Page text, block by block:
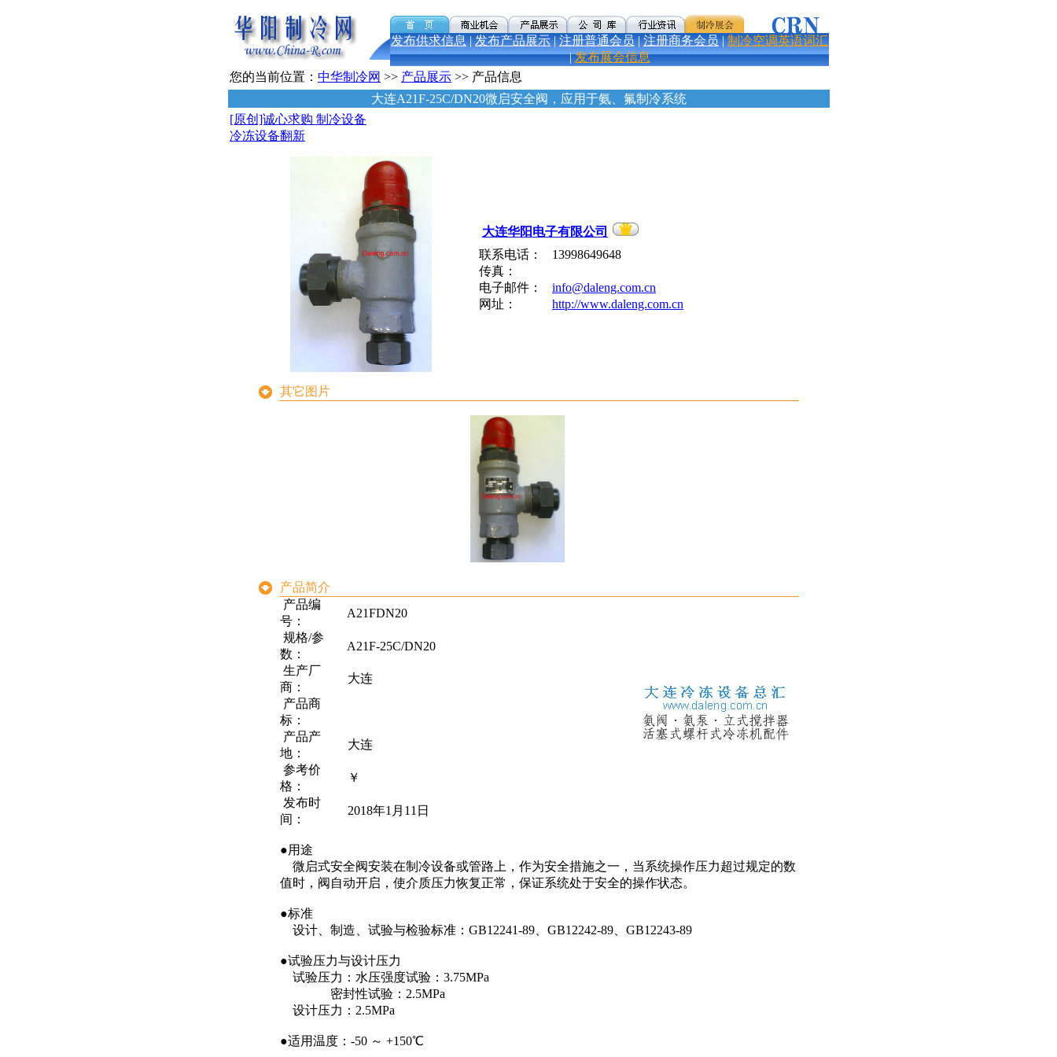
发布供求信息 | 发布产品展示 | 注册普通会员 | 注册商务会员 | 制冷空调英语词汇
| 发布展会信息
您的当前位置： 中华制冷网 >> 产品展示 >> 产品信息
大连A21F-25C/DN20微启安全阀，应用于氨、氟制冷系统
[原创]诚心求购 制冷设备
冷冻设备翻新
大连华阳电子有限公司
联系电话：
13998649648
传真：
电子邮件：
info@daleng.com.cn
网址：
http://www.daleng.com.cn
其它图片
产品简介
产品编
号：
A21FDN20
规格/参
数：
A21F-25C/DN20
生产厂
商：
大连
产品商
标：
产品产
地：
大连
参考价
格：
￥
发布时
间：
2018年1月11日
●用途
微启式安全阀安装在制冷设备或管路上，作为安全措施之一，当系统操作压力超过规定的数
值时，阀自动开启，使介质压力恢复正常，保证系统处于安全的操作状态。
●标准
设计、制造、试验与检验标准：GB12241-89、GB12242-89、GB12243-89
●试验压力与设计压力
试验压力：水压强度试验：3.75MPa
密封性试验：2.5MPa
设计压力：2.5MPa
●适用温度：-50 ～ +150℃